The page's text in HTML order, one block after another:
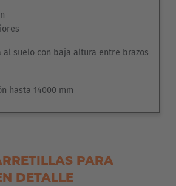
al suelo con baja altura entre brazos
hasta 14000 mm
PARA
DETALLE